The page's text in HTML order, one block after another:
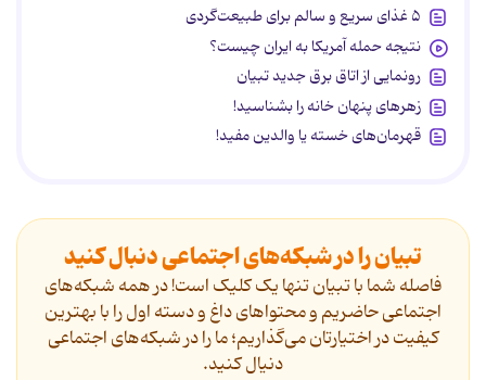
۵ غذای سریع و سالم برای طبیعت‌گردی
نتیجه حمله آمریکا به ایران چیست؟
رونمایی از اتاق برق جدید تبیان
زهرهای پنهان خانه را بشناسید!
قهرمان‌های خسته یا والدین مفید!
تبیان را در شبکه‌های اجتماعی دنبال کنید
فاصله شما با تبیان تنها یک کلیک است! در همه شبکه‌های
اجتماعی حاضریم و محتواهای داغ و دسته اول را با بهترین
کیفیت در اختیارتان می‌گذاریم؛ ما را در شبکه‌های اجتماعی
دنیال کنید.